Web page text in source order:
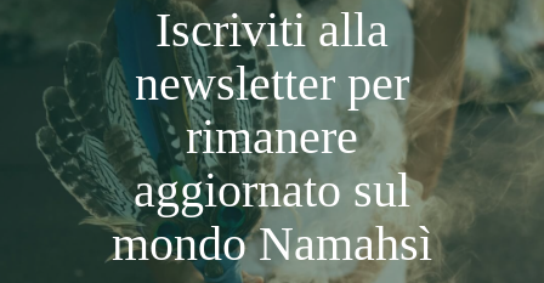
Iscriviti alla
newsletter per
rimanere
aggiornato sul
mondo Namahsì